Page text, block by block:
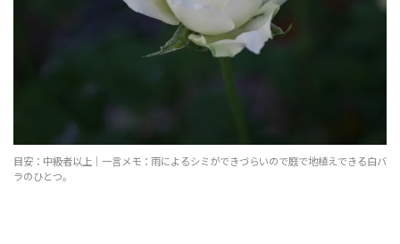
目安：中級者以上｜一言メモ：雨によるシミができづらいので庭で地植えできる白バ
ラのひとつ。